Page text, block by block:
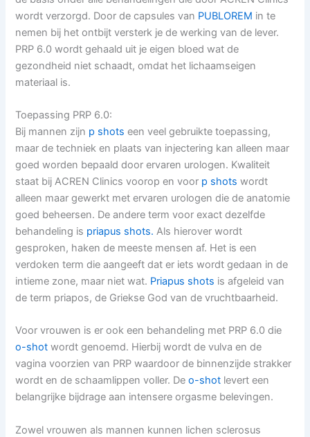
wordt verzorgd. Door de capsules van PUBLOREM in te
nemen bij het ontbijt versterk je de werking van de lever.
PRP 6.0 wordt gehaald uit je eigen bloed wat de
gezondheid niet schaadt, omdat het lichaamseigen
materiaal is.
Toepassing PRP 6.0:
Bij mannen zijn p shots een veel gebruikte toepassing,
maar de techniek en plaats van injectering kan alleen maar
goed worden bepaald door ervaren urologen. Kwaliteit
staat bij ACREN Clinics voorop en voor p shots wordt
alleen maar gewerkt met ervaren urologen die de anatomie
goed beheersen. De andere term voor exact dezelfde
behandeling is priapus shots. Als hierover wordt
gesproken, haken de meeste mensen af. Het is een
verdoken term die aangeeft dat er iets wordt gedaan in de
intieme zone, maar niet wat. Priapus shots is afgeleid van
de term priapos, de Griekse God van de vruchtbaarheid.
Voor vrouwen is er ook een behandeling met PRP 6.0 die
o-shot wordt genoemd. Hierbij wordt de vulva en de
vagina voorzien van PRP waardoor de binnenzijde strakker
wordt en de schaamlippen voller. Deo-shot levert een
belangrijke bijdrage aan intensere orgasme belevingen.
Zowel vrouwen als mannen kunnen lichen sclerosus